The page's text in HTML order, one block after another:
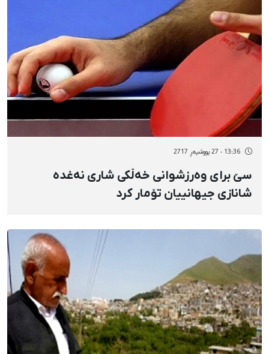
13:36 - 27 پووشپەڕ 2717
سێ برای وەرزشوانی خەڵکی شاری نەغدە
شانازی جیهانییان تۆمار کرد